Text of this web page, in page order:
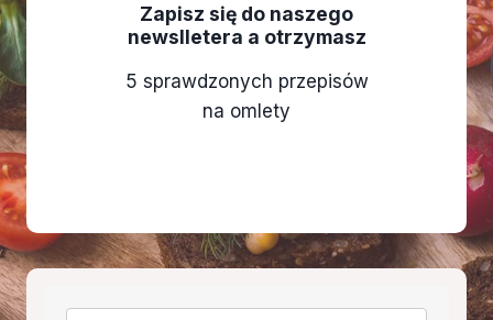
Zapisz się do naszego
newslletera a otrzymasz
5 sprawdzonych przepisów
na omlety